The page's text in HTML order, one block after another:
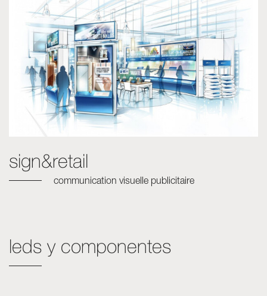
sign&retail
communication visuelle publicitaire
leds y componentes